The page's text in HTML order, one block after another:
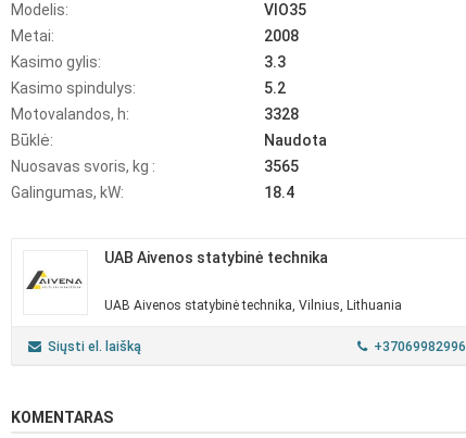
Modelis:
VIO35
Metai:
2008
Kasimo gylis:
3.3
Kasimo spindulys:
5.2
Motovalandos, h:
3328
Būklė:
Naudota
Nuosavas svoris, kg :
3565
Galingumas, kW:
18.4
UAB Aivenos statybinė technika
UAB Aivenos statybinė technika, Vilnius, Lithuania
Siųsti el. laišką +37069982996
KOMENTARAS